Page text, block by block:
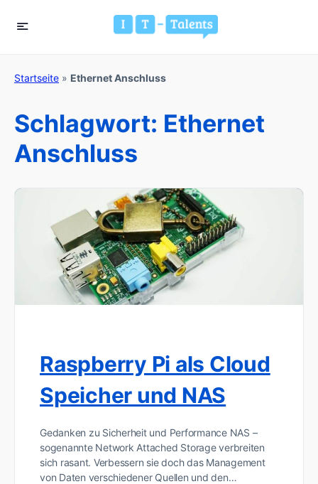
Startseite » Ethernet Anschluss
Schlagwort: Ethernet
Anschluss
Raspberry Pi als Cloud
Speicher und NAS
Gedanken zu Sicherheit und Performance NAS –
sogenannte Network Attached Storage verbreiten
sich rasant. Verbessern sie doch das Management
von Daten verschiedener Quellen und den…